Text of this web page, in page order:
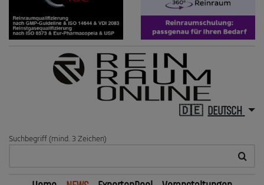
DEUTSCH
Suchbegriff (mind. 3 Zeichen)